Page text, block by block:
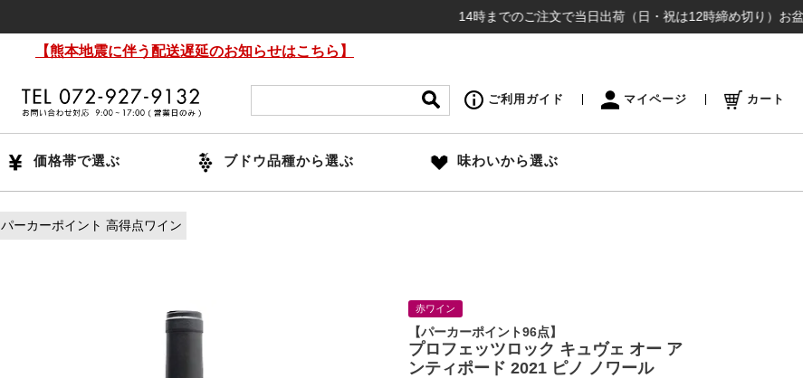
14時までのご注文で当日出荷（日・祝は12時締め切り）お盆も通
【熊本地震に伴う配送遅延のお知らせはこちら】
ご利用ガイド マイページ カート
価格帯で選ぶ ブドウ品種から選ぶ 味わいから選ぶ
パーカーポイント 高得点ワイン
赤ワイン
【パーカーポイント96点】
プロフェッツロック キュヴェ オー ア
ンティポード 2021 ピノ ノワール